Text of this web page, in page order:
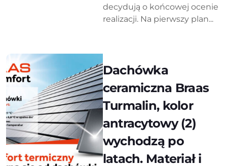
decydują o końcowej ocenie
realizacji. Na pierwszy plan...
Dachówka
ceramiczna Braas
Turmalin, kolor
antracytowy (2)
wychodzą po
latach. Materiał i